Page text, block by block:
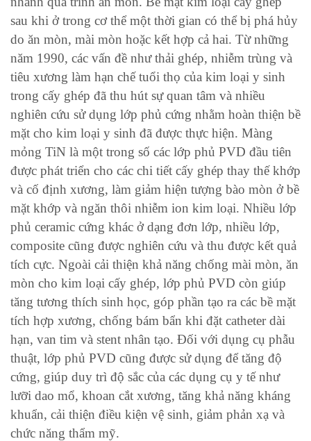
sau khi ở trong cơ thể một thời gian có thể bị phá hủy
do ăn mòn, mài mòn hoặc kết hợp cả hai. Từ những
năm 1990, các vấn đề như thải ghép, nhiễm trùng và
tiêu xương làm hạn chế tuổi thọ của kim loại y sinh
trong cấy ghép đã thu hút sự quan tâm và nhiều
nghiên cứu sử dụng lớp phủ cứng nhằm hoàn thiện bề
mặt cho kim loại y sinh đã được thực hiện. Màng
mỏng TiN là một trong số các lớp phủ PVD đầu tiên
được phát triển cho các chi tiết cấy ghép thay thế khớp
và cố định xương, làm giảm hiện tượng bào mòn ở bề
mặt khớp và ngăn thôi nhiễm ion kim loại. Nhiều lớp
phủ ceramic cứng khác ở dạng đơn lớp, nhiều lớp,
composite cũng được nghiên cứu và thu được kết quả
tích cực. Ngoài cải thiện khả năng chống mài mòn, ăn
mòn cho kim loại cấy ghép, lớp phủ PVD còn giúp
tăng tương thích sinh học, góp phần tạo ra các bề mặt
tích hợp xương, chống bám bẩn khi đặt catheter dài
hạn, van tim và stent nhân tạo. Đối với dụng cụ phẫu
thuật, lớp phủ PVD cũng được sử dụng để tăng độ
cứng, giúp duy trì độ sắc của các dụng cụ y tế như
lưỡi dao mổ, khoan cắt xương, tăng khả năng kháng
khuẩn, cải thiện điều kiện vệ sinh, giảm phản xạ và
chức năng thẩm mỹ.